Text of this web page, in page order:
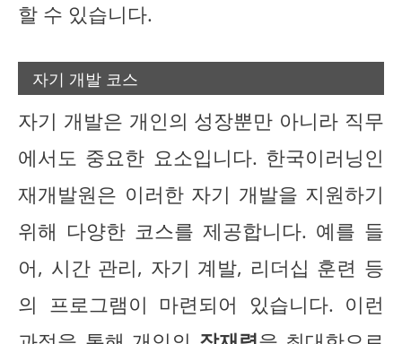
할 수 있습니다.
자기 개발 코스
자기 개발은 개인의 성장뿐만 아니라 직무
에서도 중요한 요소입니다. 한국이러닝인
재개발원은 이러한 자기 개발을 지원하기
위해 다양한 코스를 제공합니다. 예를 들
어, 시간 관리, 자기 계발, 리더십 훈련 등
의 프로그램이 마련되어 있습니다. 이런